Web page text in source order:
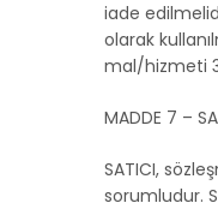
iade
olarak
mal/hizmeti
MADDE 7 –
SATICI,
sorumludur.